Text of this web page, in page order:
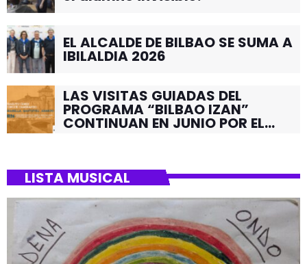
EL ALCALDE DE BILBAO SE SUMA A
IBILALDIA 2026
LAS VISITAS GUIADAS DEL
PROGRAMA “BILBAO IZAN”
CONTINUAN EN JUNIO POR EL
LISTA MUSICAL